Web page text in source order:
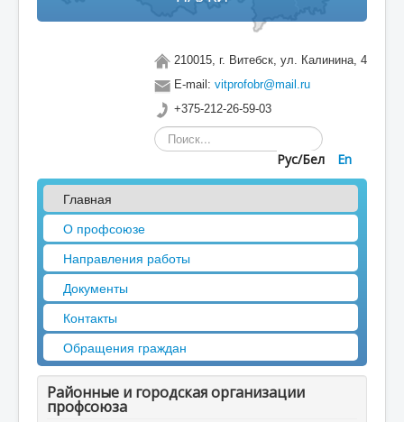
210015, г. Витебск, ул. Калинина, 4
E-mail: vitprofobr@mail.ru
+375-212-26-59-03
Искать...
Рус/Бел En
Главная
О профсоюзе
Направления работы
Документы
Контакты
Обращения граждан
Районные и городская организации
профсоюза